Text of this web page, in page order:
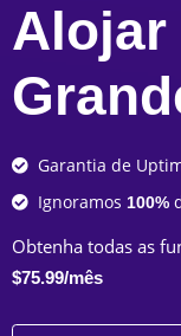
Alojar
Garantia de
Ignoramos 100%
Obtenha todas as
$75.99/mês